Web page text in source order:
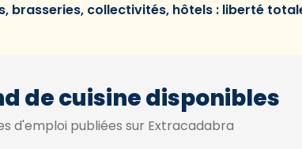
brasseries, collectivités, hôtels : liberté
de cuisine disponibles
d'emploi publiées sur Extracadabra